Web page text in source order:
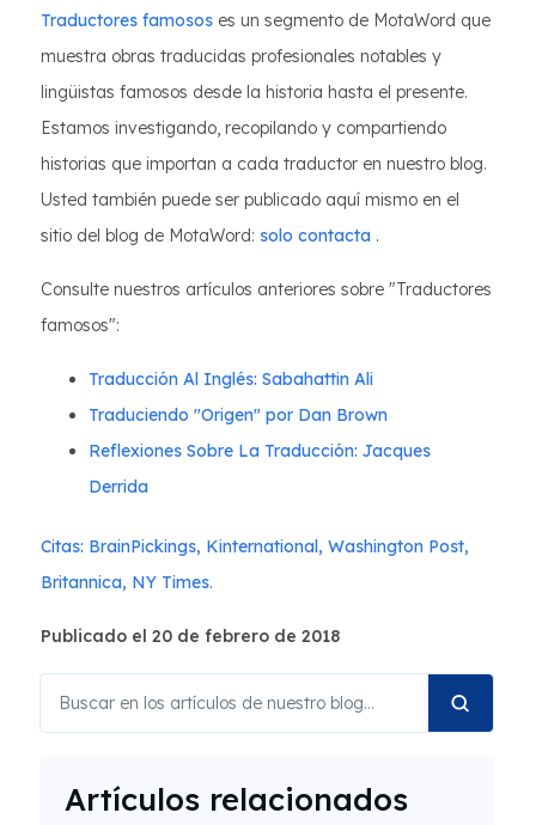
Traductores famosos es un segmento de MotaWord que
muestra obras traducidas profesionales notables y
lingüistas famosos desde la historia hasta el presente.
Estamos investigando, recopilando y compartiendo
historias que importan a cada traductor en nuestro blog.
Usted también puede ser publicado aquí mismo en el
sitio del blog de MotaWord: solo contacta .
Consulte nuestros artículos anteriores sobre "Traductores
famosos":
Traducción Al Inglés: Sabahattin Ali
Traduciendo "Origen" por Dan Brown
Reflexiones Sobre La Traducción: Jacques
Derrida
Citas: BrainPickings, Kinternational, Washington Post,
Britannica, NY Times.
Publicado el 20 de febrero de 2018
Artículos relacionados